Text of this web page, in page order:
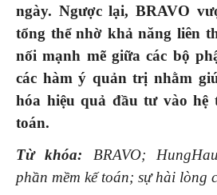
ngày. Ngược lại, BRAVO
tổng thể nhờ khả năng liên
nối mạnh mẽ giữa các bộ
các hàm ý quản trị nhằm
hóa hiệu quả đầu tư vào hệ
toán.
Từ khóa: BRAVO;
phần mềm kế toán; sự hài lòng